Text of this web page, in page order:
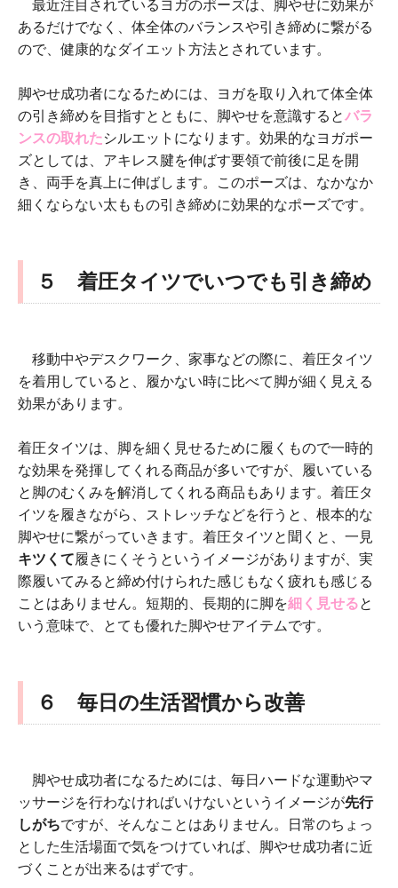
最近注目されているヨガのポーズは、脚やせに効果が
あるだけでなく、体全体のバランスや引き締めに繋がる
ので、健康的なダイエット方法とされています。
脚やせ成功者になるためには、ヨガを取り入れて体全体
の引き締めを目指すとともに、脚やせを意識するとバラ
ンスの取れたシルエットになります。効果的なヨガポー
ズとしては、アキレス腱を伸ばす要領で前後に足を開
き、両手を真上に伸ばします。このポーズは、なかなか
細くならない太ももの引き締めに効果的なポーズです。
５ 着圧タイツでいつでも引き締め
移動中やデスクワーク、家事などの際に、着圧タイツ
を着用していると、履かない時に比べて脚が細く見える
効果があります。
着圧タイツは、脚を細く見せるために履くもので一時的
な効果を発揮してくれる商品が多いですが、履いている
と脚のむくみを解消してくれる商品もあります。着圧タ
イツを履きながら、ストレッチなどを行うと、根本的な
脚やせに繋がっていきます。着圧タイツと聞くと、一見
キツくて履きにくそうというイメージがありますが、実
際履いてみると締め付けられた感じもなく疲れも感じる
ことはありません。短期的、長期的に脚を細く見せると
いう意味で、とても優れた脚やせアイテムです。
６ 毎日の生活習慣から改善
脚やせ成功者になるためには、毎日ハードな運動やマ
ッサージを行わなければいけないというイメージが先行
しがちですが、そんなことはありません。日常のちょっ
とした生活場面で気をつけていれば、脚やせ成功者に近
づくことが出来るはずです。